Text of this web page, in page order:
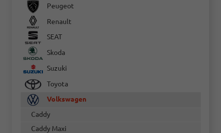
Peugeot
Renault
SEAT
Skoda
Suzuki
Toyota
Volkswagen
Caddy
Caddy Maxi